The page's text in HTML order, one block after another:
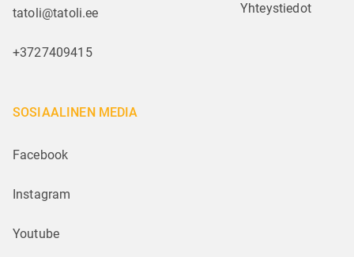
tatoli@tatoli.ee
+3727409415
Yhteystiedot
SOSIAALINEN MEDIA
Facebook
Instagram
Youtube